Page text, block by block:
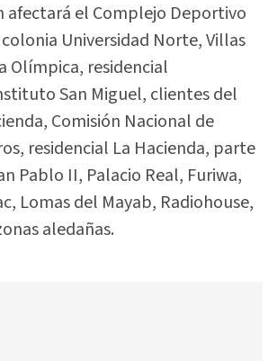
afectará el Complejo Deportivo
Universidad Norte, Villas
Olímpica, residencial
San Miguel, clientes del
Comisión Nacional de
residencial La Hacienda, parte
Pablo II, Palacio Real, Furiwa,
Lomas del Mayab, Radiohouse,
aledañas.